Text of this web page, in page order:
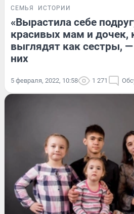
СЕМЬЯ ИСТОРИИ
«Вырастила себе
красивых мам и дочек,
выглядят как сестры, —
них
5 февраля, 2022, 10:58 1 271